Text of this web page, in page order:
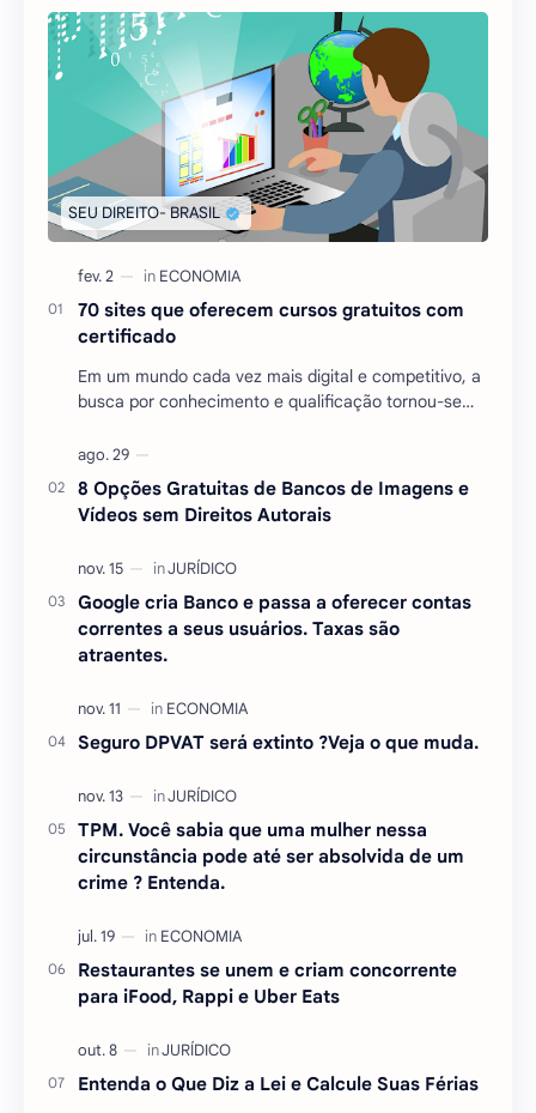
70 sites que oferecem cursos gratuitos com
certificado
Em um mundo cada vez mais digital e competitivo, a
busca por conhecimento e qualificação tornou-se
…
8 Opções Gratuitas de Bancos de Imagens e
Vídeos sem Direitos Autorais
Google cria Banco e passa a oferecer contas
correntes a seus usuários. Taxas são
atraentes.
Seguro DPVAT será extinto ?Veja o que muda.
TPM. Você sabia que uma mulher nessa
circunstância pode até ser absolvida de um
crime ? Entenda.
Restaurantes se unem e criam concorrente
para iFood, Rappi e Uber Eats
Entenda o Que Diz a Lei e Calcule Suas Férias